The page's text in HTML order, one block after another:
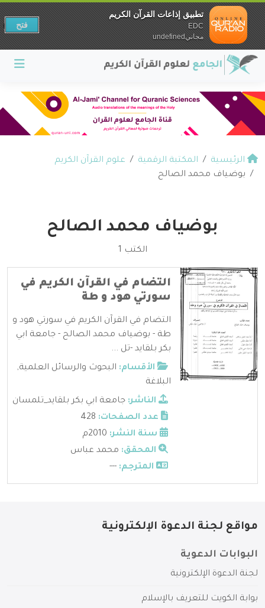
الرئيسية المكتبة الرقمية
علوم القرآن الكريم
بوضياف محمد الصالح
بوضياف محمد الصالح
الكتب 1
التضام في القرآن الكريم في
سورتي هود و طة
التضام في القرآن الكريم في سورتي هود و
طة - بوضياف محمد الصالح - جامعة ابي
بكر بلقايد -تل ...
الأقسام: البحوث والرسائل العلمية,
البلاغة
الناشر: جامعة ابي بكر بلقايد_تلمسان
عدد الصفحات:
سنة النشر:
المحقق: محمد عباس
المترجم: ---
مواقع لجنة الدعوة الإلكترونية
البوابات الدعوية
لجنة الدعوة الإلكترونية
بوابة الكويت للتعريف بالإسلام
تطبيق إذاعات القرآن الكريم
EDC
مجانيundefined
فتح